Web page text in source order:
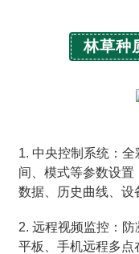
林草种
1. 中央控制系统：
间、模式等参数设
数据、历史曲线、设
2. 远程视频监控：防
平板、手机远程多点